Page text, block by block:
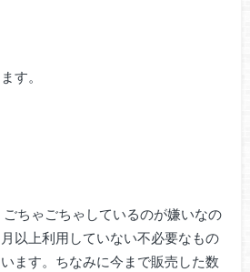
す。
ちゃごちゃしているのが嫌いなの
以上利用していない不必要なもの
ます。ちなみに今まで販売した数